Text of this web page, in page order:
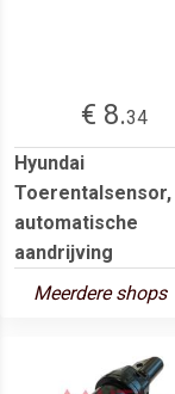
€ 8.34
Hyundai
Toerentalsensor,
automatische
aandrijving
Meerdere shops